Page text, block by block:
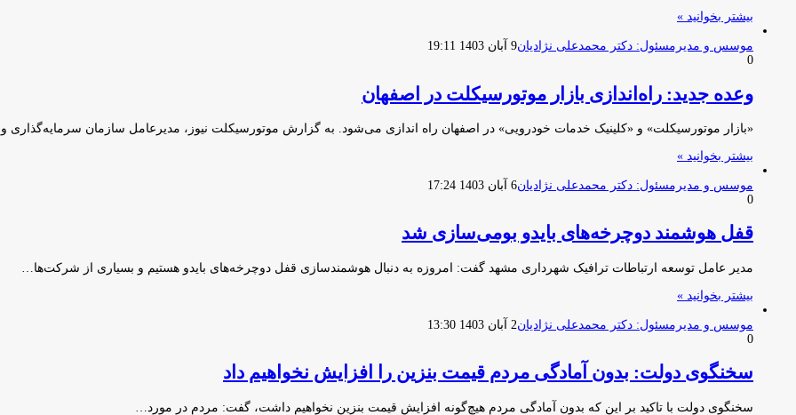
بیشتر بخوانید »
موسس و مدیرمسئول: دکتر محمدعلی نژادیان9 آبان 1403 19:11
0
وعده جدید: راه‌اندازی بازار موتورسیکلت در اصفهان
«بازار موتورسیکلت» و «کلینیک خدمات خودرویی» در اصفهان راه اندازی می‌شود. به گزارش موتورسیکلت نیوز، مدیرعامل سازمان
بیشتر بخوانید »
موسس و مدیرمسئول: دکتر محمدعلی نژادیان6 آبان 1403 17:24
0
قفل هوشمند دوچرخه‌های بایدو بومی‌سازی شد
مدیر عامل توسعه ارتباطات ترافیک شهرداری مشهد گفت: امروزه به دنبال هوشمندسازی قفل دوچرخه‌های بایدو هستیم و بسیاری از شرکت‌ها…
بیشتر بخوانید »
موسس و مدیرمسئول: دکتر محمدعلی نژادیان2 آبان 1403 13:30
0
سخنگوی دولت: بدون آمادگی مردم قیمت بنزین را افزایش نخواهیم داد
سخنگوی دولت با تاکید بر این که بدون آمادگی مردم هیچ‌گونه افزایش قیمت بنزین نخواهیم داشت، گفت: مردم در مورد…